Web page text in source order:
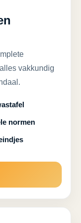
vakkundig
normen